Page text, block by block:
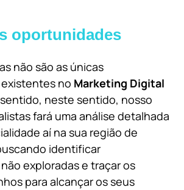
oportunidades
não são as únicas
no Marketing Digital
neste sentido, nosso
fará uma análise detalhada
aí na sua região de
identificar
exploradas e traçar os
para alcançar os seus